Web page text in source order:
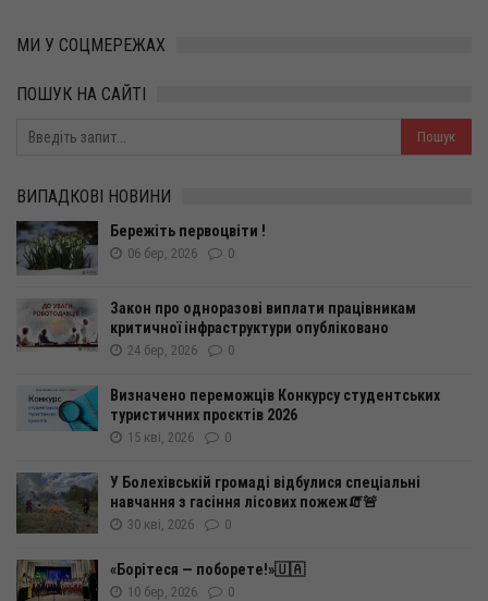
МИ У СОЦМЕРЕЖАХ
ПОШУК НА САЙТІ
ВИПАДКОВІ НОВИНИ
Бережіть первоцвіти !
06 бер, 2026 0
Закон про одноразові виплати працівникам
критичної інфраструктури опубліковано
24 бер, 2026 0
Визначено переможців Конкурсу студентських
туристичних проєктів 2026
15 кві, 2026 0
У Болехівській громаді відбулися спеціальні
навчання з гасіння лісових пожеж🧯🚨
30 кві, 2026 0
«Борітеся — поборете!»🇺🇦
10 бер, 2026 0